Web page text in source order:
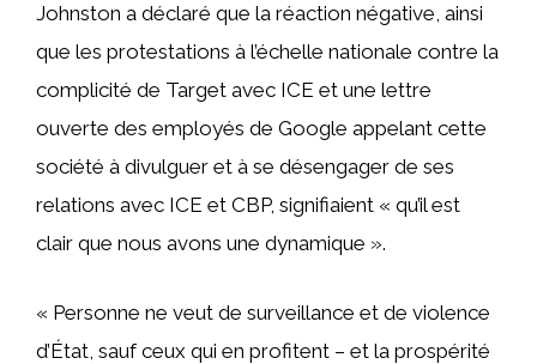
Johnston a déclaré que la réaction négative, ainsi
que les protestations à l’échelle nationale contre la
complicité de Target avec ICE et une lettre
ouverte des employés de Google appelant cette
société à divulguer et à se désengager de ses
relations avec ICE et CBP, signifiaient « qu’il est
clair que nous avons une dynamique ».
« Personne ne veut de surveillance et de violence
d’État, sauf ceux qui en profitent – ​​et la prospérité